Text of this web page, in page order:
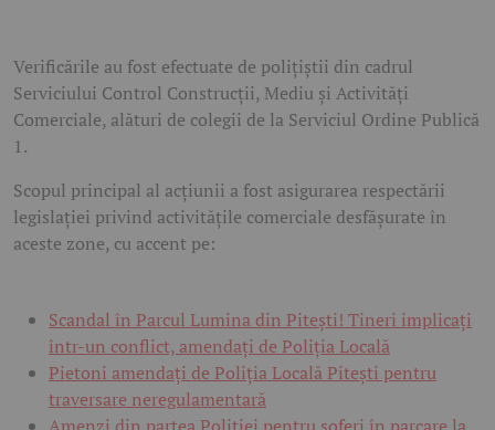
Verificările au fost efectuate de polițiștii din cadrul
Serviciului Control Construcții, Mediu și Activități
Comerciale, alături de colegii de la Serviciul Ordine Publică
1.
Scopul principal al acțiunii a fost asigurarea respectării
legislației privind activitățile comerciale desfășurate în
aceste zone, cu accent pe:
Scandal în Parcul Lumina din Pitești! Tineri implicați
într-un conflict, amendați de Poliția Locală
Pietoni amendați de Poliția Locală Pitești pentru
traversare neregulamentară
Amenzi din partea Poliției pentru șoferi în parcare la